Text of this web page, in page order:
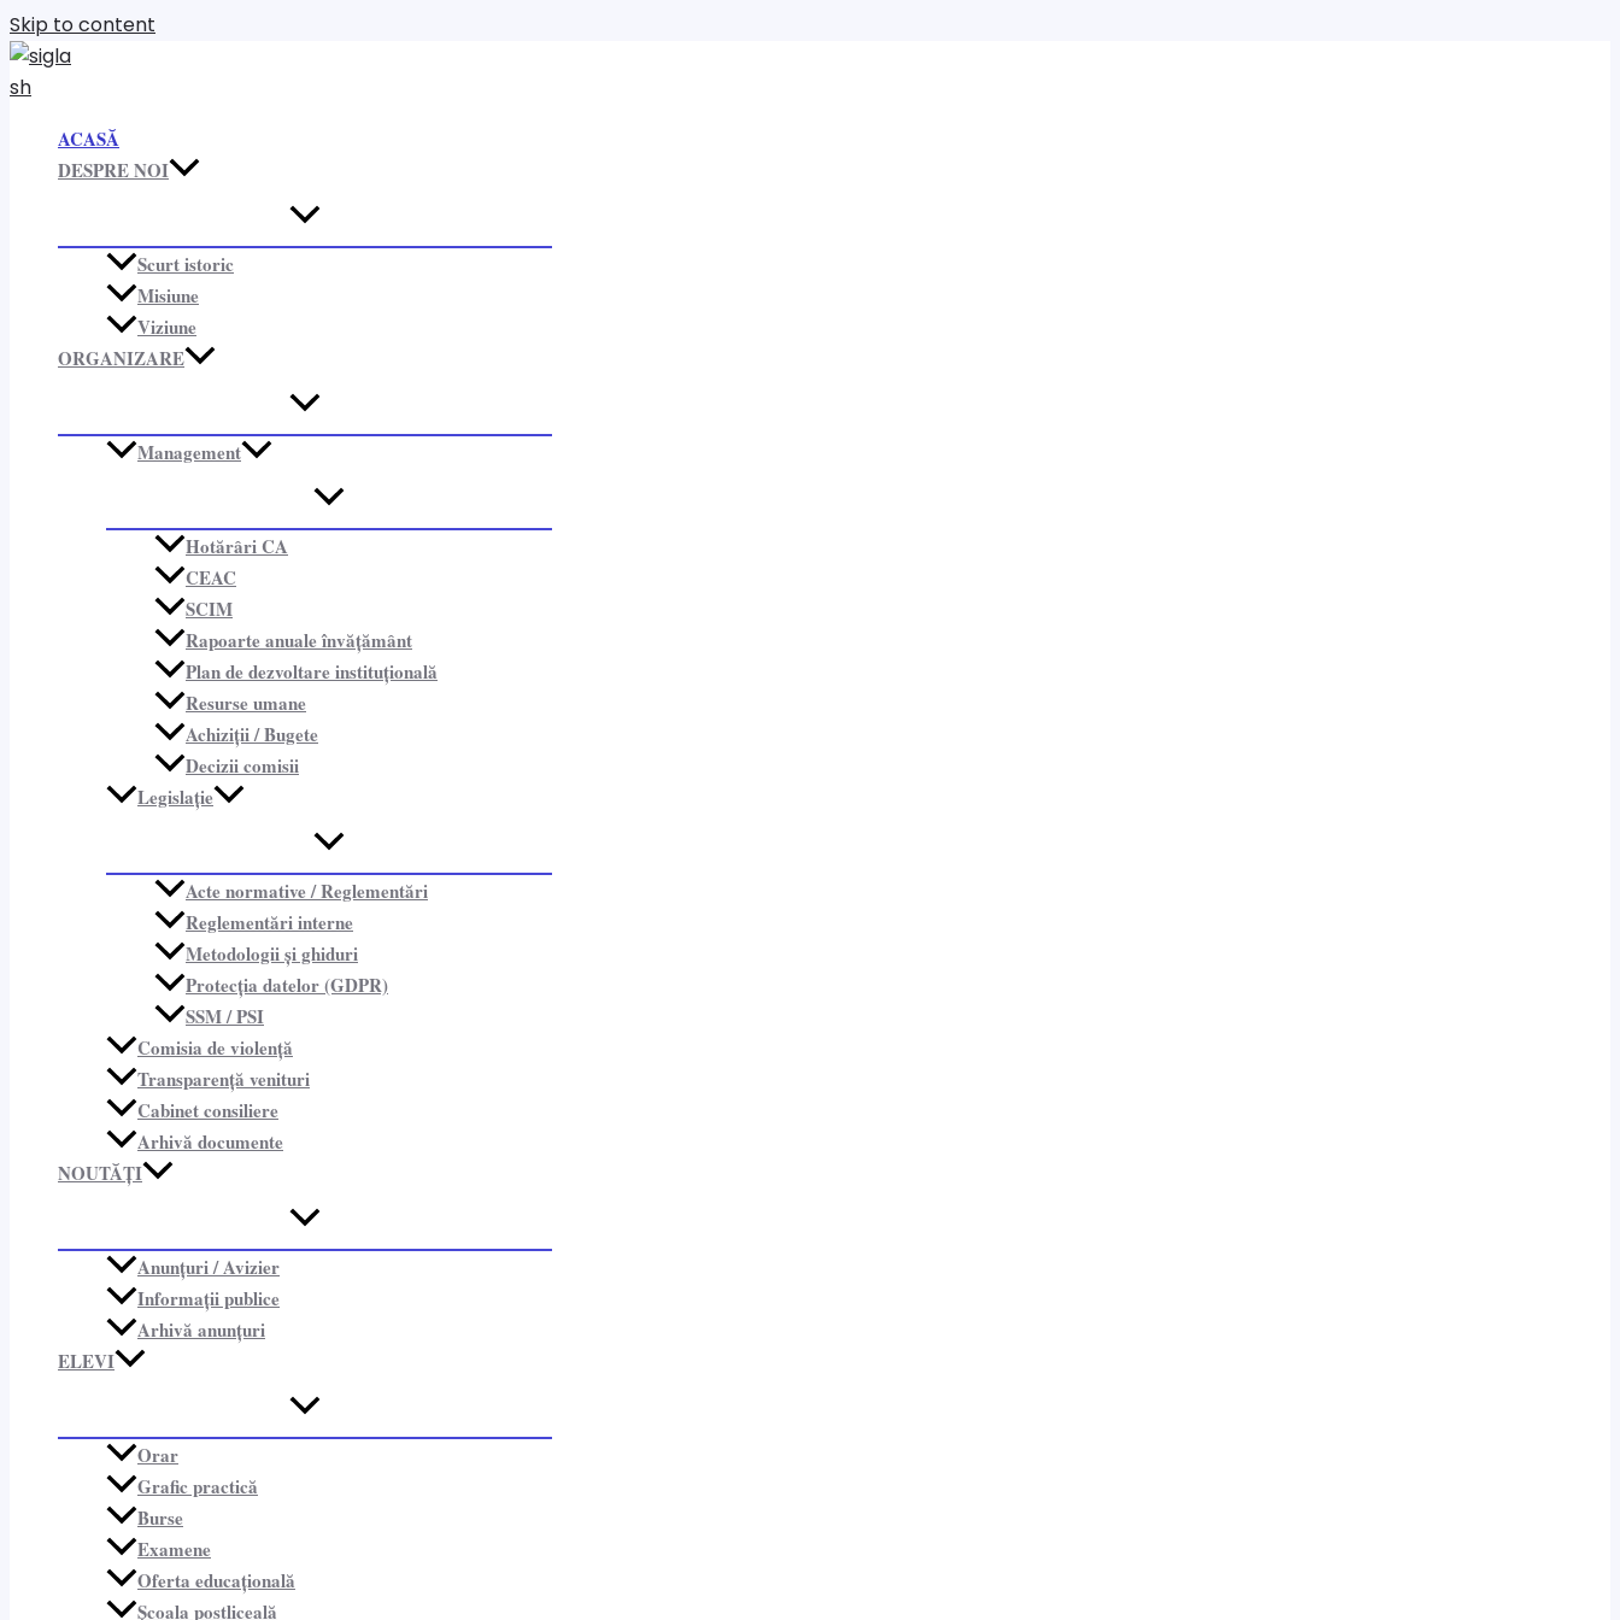
Skip to content
ACASĂ
DESPRE NOI
Scurt istoric
Misiune
Viziune
ORGANIZARE​
Management
Hotărâri CA
CEAC
SCIM
Rapoarte anuale învățământ
Plan de dezvoltare instituțională
Resurse umane
Achiziții / Bugete
Decizii comisii
Legislație
Acte normative / Reglementări
Reglementări interne
Metodologii și ghiduri
Protecția datelor (GDPR)
SSM / PSI
Comisia de violență
Transparență venituri
Cabinet consiliere​
Arhivă documente
NOUTĂȚI
Anunțuri / Avizier
Informații publice​
Arhivă anunțuri
ELEVI
Orar
Grafic practică
Burse
Examene
Oferta educațională
Școala postliceală